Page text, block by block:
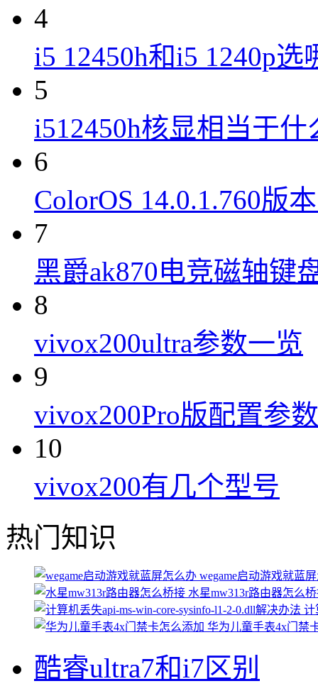
4
i5 12450h和i5 1240p选
5
i512450h核显相当于什
6
ColorOS 14.0.1.760版
7
黑爵ak870电竞磁轴键
8
vivox200ultra参数一览
9
vivox200Pro版配置参数
10
vivox200有几个型号
热门知识
wegame启动游戏就蓝
水星mw313r路由器怎么
计
华为儿童手表4x门禁
酷睿ultra7和i7区别